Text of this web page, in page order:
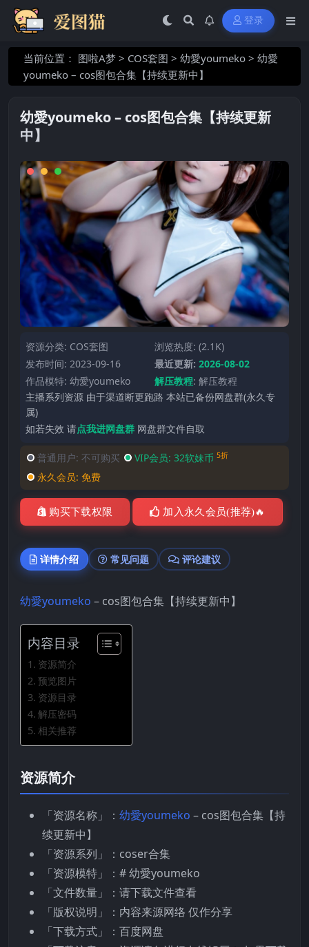
登录
当前位置： 图啦A梦 > COS套图 > 幼愛youmeko > 幼愛
youmeko – cos图包合集【持续更新中】
幼愛youmeko – cos图包合集【持续更新
中】
资源分类: COS套图
浏览热度: (2.1K)
发布时间: 2023-09-16
最近更新: 2026-08-02
作品模特: 幼愛youmeko 解压教程: 解压教程
主播系列资源 由于渠道断更跑路 本站已备份网盘群(永久专
属)
如若失效 请点我进网盘群 网盘群文件自取
普通用户: 不可购买 VIP会员: 32软妹币 5折
永久会员: 免费
购买下载权限 加入永久会员(推荐)🔥
详情介绍 常见问题 评论建议
幼愛youmeko – cos图包合集【持续更新中】
内容目录
资源简介
预览图片
资源目录
解压密码
相关推荐
资源简介
「资源名称」： 幼愛youmeko – cos图包合集【持
续更新中】
「资源系列」：coser合集
「资源模特」：# 幼愛youmeko
「文件数量」：请下载文件查看
「版权说明」：内容来源网络 仅作分享
「下载方式」：百度网盘